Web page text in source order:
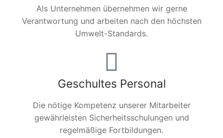
Als Unternehmen übernehmen wir gerne
Verantwortung und arbeiten nach den höchsten
Umwelt-Standards.
Geschultes Personal
Die nötige Kompetenz unserer Mitarbeiter
gewährleisten Sicherheitsschulungen und
regelmäßige Fortbildungen.